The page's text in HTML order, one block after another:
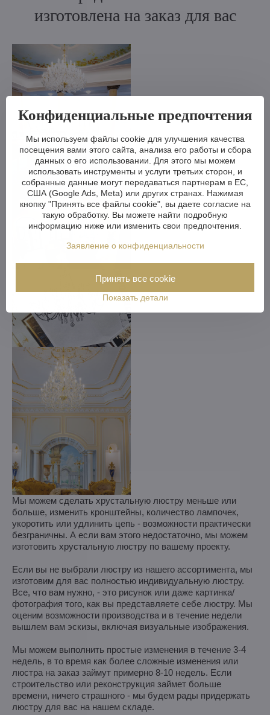
изготовлена на заказ для вас
Мы можем сделать хрустальную люстру меньше или
больше, изменить кронштейны, количество лампочек,
укоротить или удлинить цепь - возможности практически
безграничны. А если вам этого недостаточно, мы можем
изготовить хрустальную люстру по вашему проекту.
Если вы не выбрали люстру из нашего ассортимента, мы
изготовим для вас полностью индивидуальную люстру.
Все, что вам нужно, - это рисунок или даже картинка/
фотография того, как вы представляете себе люстру. Мы
оценим возможности производства и в течение недели
вышлем вам эскизы, включая визуальные изображения.
Мы можем выполнить простые изменения в течение 3-4
недель, в то время как более сложные изменения или
люстра на заказ займут примерно 8-10 недель. Если
строительство или реконструкция займет больше
времени, ничего страшного - мы будем рады придержать
люстру для вас на нашем складе.
Конфиденциальные предпочтения
Мы используем файлы cookie для улучшения качества
посещения вами этого сайта, анализа его работы и сбора
данных о его использовании. Для этого мы можем
использовать инструменты и услуги третьих сторон, и
собранные данные могут передаваться партнерам в ЕС,
США (Google Ads, Meta) или других странах. Нажимая
кнопку "Принять все файлы cookie", вы даете согласие на
такую обработку. Вы можете найти подробную
информацию ниже или изменить свои предпочтения.
Заявление о конфиденциальности
Показать детали
Принять все cookie